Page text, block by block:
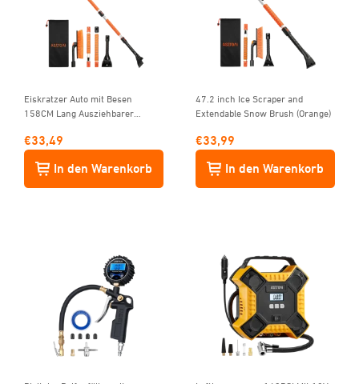
Eiskratzer Auto mit Besen
158CM Lang Ausziehbarer
Eisschaber mit Schaumstoffgriff
& 360 °
€33,49
In den Warenkorb
47.2 inch Ice Scraper and
Extendable Snow Brush (Orange)
€33,99
In den Warenkorb